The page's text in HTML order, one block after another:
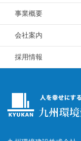
事業概要
会社案内
採用情報